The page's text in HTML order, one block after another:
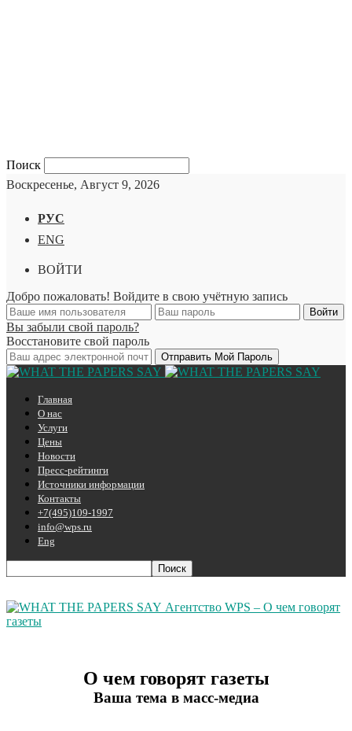
Поиск
Воскресенье, Август 9, 2026
РУС
ENG
ВОЙТИ
Добро пожаловать! Войдите в свою учётную запись
Вы забыли свой пароль?
Восстановите свой пароль
Главная
О нас
Услуги
Цены
Новости
Пресс-рейтинги
Источники информации
Контакты
+7(495)109-1997
info@wps.ru
Eng
Агентство WPS – О чем говорят
газеты
О чем говорят газеты
Ваша тема в масс-медиа